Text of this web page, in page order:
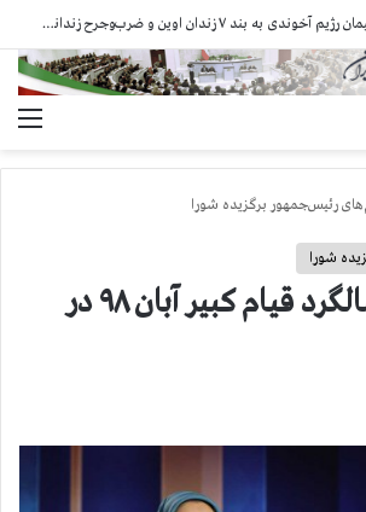
یورش وحشیانه دژخیمان رژیم آخوندی به بند ۷ زندان اوین و ضرب‌وجرح زندانیان سیاسی
رئیس‌جمهور برگزیده شورا
شورا
بزرگداشت سالگرد قیام کبیر آبان ۹۸ در